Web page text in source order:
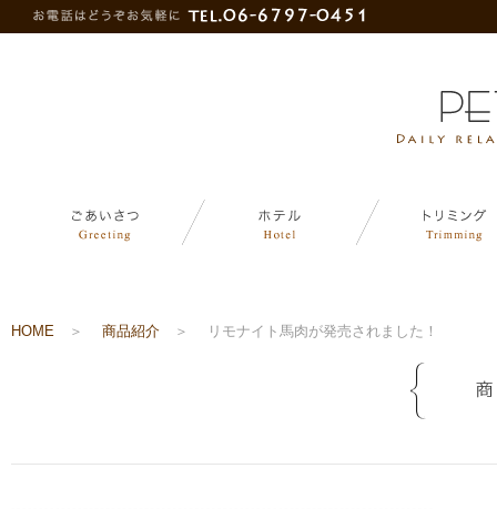
HOME ＞ 商品紹介 ＞ リモナイト馬肉が発売されました！